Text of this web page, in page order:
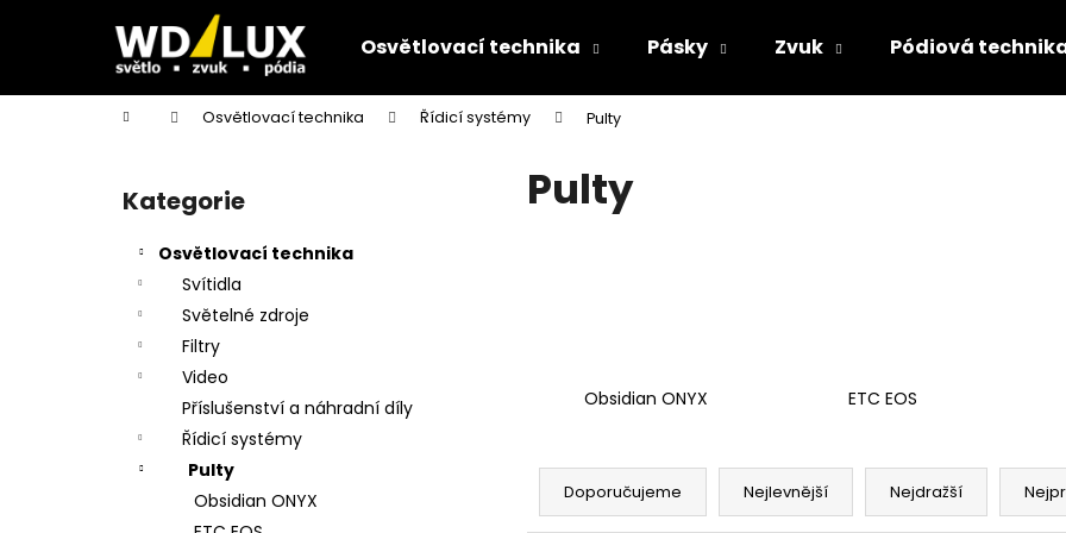
Osvětlovací technika Pásky Zvuk Pódiová
Domů Osvětlovací technika Řídicí systémy Pulty
Přeskočit
kategorie
Kategorie
Osvětlovací technika
Svítidla
Světelné zdroje
Filtry
Video
Příslušenství a náhradní díly
Řídicí systémy
Pulty
Obsidian ONYX
Pulty
Obsidian ONYX ETC EOS
Ř
Doporučujeme Nejlevnější Nejdražší
í
Zpět
do
Zpět
do
Co potřebujete najít?